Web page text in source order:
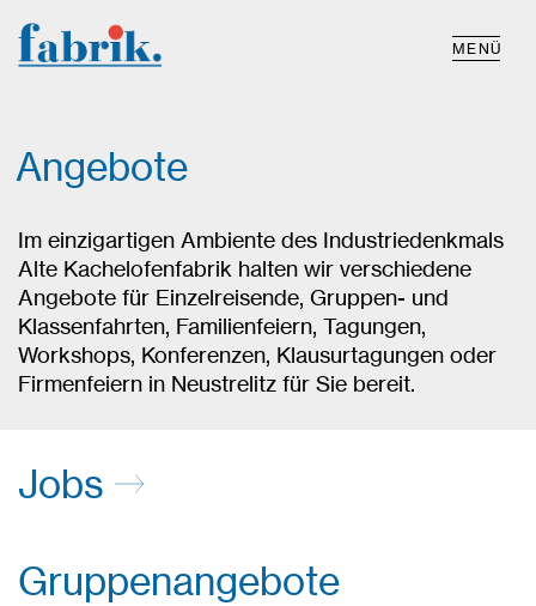
MENÜ
Angebote
Im einzigartigen Ambiente des Industriedenkmals
Alte Kachelofenfabrik halten wir verschiedene
Angebote für Einzelreisende, Gruppen- und
Klassenfahrten, Familienfeiern, Tagungen,
Workshops, Konferenzen, Klausurtagungen oder
Firmenfeiern in Neustrelitz für Sie bereit.
Jobs
Gruppenangebote